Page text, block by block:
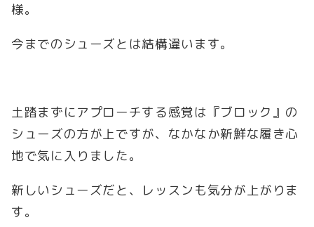
様。
今までのシューズとは結構違います。
土踏まずにアプローチする感覚は『ブロック』の
シューズの方が上ですが、なかなか新鮮な履き心
地で気に入りました。
新しいシューズだと、レッスンも気分が上がりま
す。